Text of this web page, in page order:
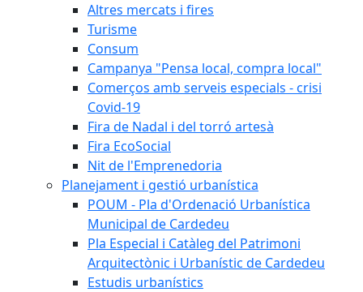
Altres mercats i fires
Turisme
Consum
Campanya "Pensa local, compra local"
Comerços amb serveis especials - crisi
Covid-19
Fira de Nadal i del torró artesà
Fira EcoSocial
Nit de l'Emprenedoria
Planejament i gestió urbanística
POUM - Pla d'Ordenació Urbanística
Municipal de Cardedeu
Pla Especial i Catàleg del Patrimoni
Arquitectònic i Urbanístic de Cardedeu
Estudis urbanístics